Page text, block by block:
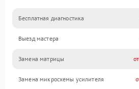
Бесплатная диагностика
Выезд мастера
Замена матрицы
Замена микросхемы усилителя